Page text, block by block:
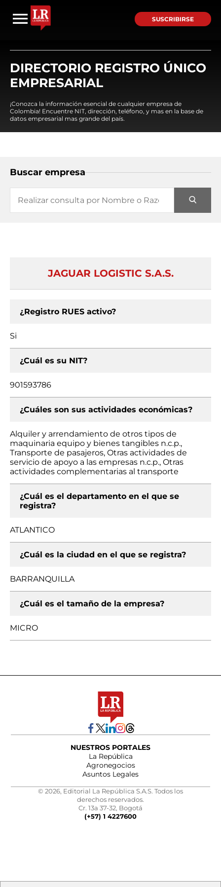
SUSCRIBIRSE
DIRECTORIO REGISTRO ÚNICO
EMPRESARIAL
¡Conozca la información esencial de cualquier empresa de
Colombia! Encuentre NIT, dirección, teléfono, y mas en la base de
datos empresarial mas grande del país.
Buscar empresa
JAGUAR LOGISTIC S.A.S.
¿Registro RUES activo?
Si
¿Cuál es su NIT?
901593786
¿Cuáles son sus actividades económicas?
Alquiler y arrendamiento de otros tipos de
maquinaria equipo y bienes tangibles n.c.p.,
Transporte de pasajeros, Otras actividades de
servicio de apoyo a las empresas n.c.p., Otras
actividades complementarias al transporte
¿Cuál es el departamento en el que se
registra?
ATLANTICO
¿Cuál es la ciudad en el que se registra?
BARRANQUILLA
¿Cuál es el tamaño de la empresa?
MICRO
NUESTROS PORTALES
La República
Agronegocios
Asuntos Legales
© 2026, Editorial La República S.A.S. Todos los
derechos reservados.
Cr. 13a 37-32, Bogotá
(+57) 1 4227600